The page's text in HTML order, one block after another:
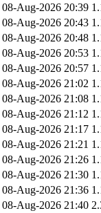
08-Aug-2026 20:39
08-Aug-2026 20:43
08-Aug-2026 20:48
08-Aug-2026 20:53
08-Aug-2026 20:57
08-Aug-2026 21:02
08-Aug-2026 21:08
08-Aug-2026 21:12
08-Aug-2026 21:17
08-Aug-2026 21:21
08-Aug-2026 21:26
08-Aug-2026 21:30
08-Aug-2026 21:36
08-Aug-2026 21:40